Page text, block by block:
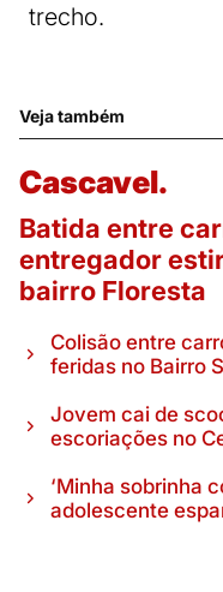
trecho.
Veja também
Cascavel.
Batida entre
entregador
bairro Floresta
Colisão entre
feridas no Bairro
Jovem cai de
escoriações no
‘Minha sobrinha
adolescente